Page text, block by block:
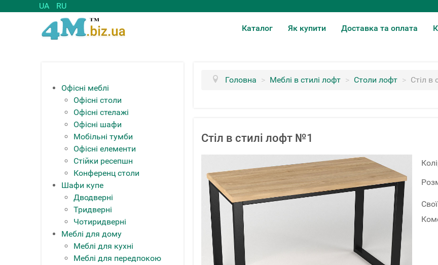
UA RU
Каталог Як купити Доставка та оплата
Офісні меблі
Офісні столи
Офісні стелажі
Офісні шафи
Мобільні тумби
Офісні елементи
Стійки ресепшн
Конференц столи
Шафи купе
Дводверні
Тридверні
Чотиридверні
Меблі для дому
Меблі для кухні
Меблі для передпокою
Головна > Меблі в стилі лофт > Столи лофт > Стіл в
Стіл в стилі лофт №1